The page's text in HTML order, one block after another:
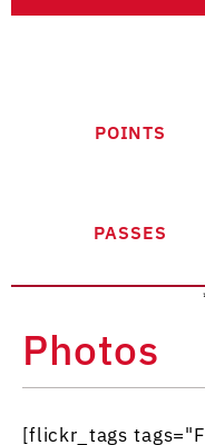
POINTS
PASSES
Photos
[flickr_tags